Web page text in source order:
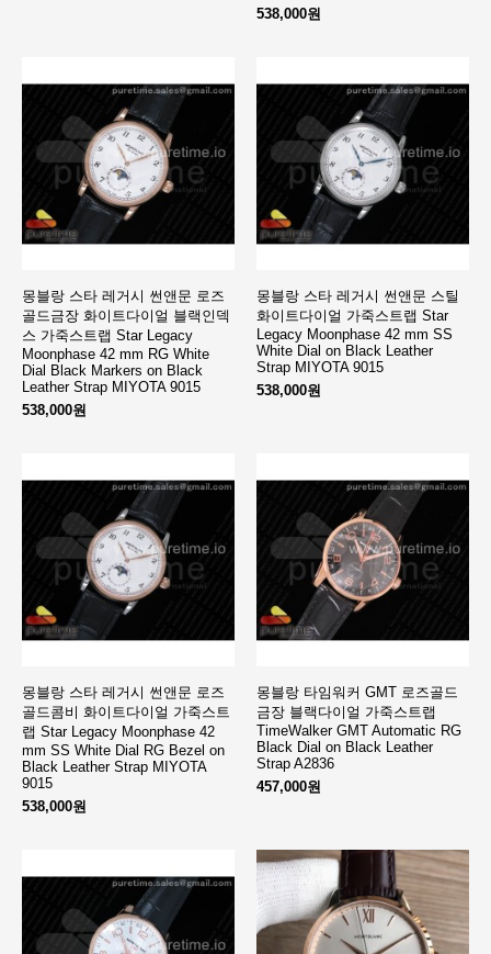
538,000원
몽블랑 스타 레거시 썬앤문 로즈
골드금장 화이트다이얼 블랙인덱
스 가죽스트랩 Star Legacy
Moonphase 42 mm RG White
Dial Black Markers on Black
Leather Strap MIYOTA 9015
538,000원
몽블랑 스타 레거시 썬앤문 스틸
화이트다이얼 가죽스트랩 Star
Legacy Moonphase 42 mm SS
White Dial on Black Leather
Strap MIYOTA 9015
538,000원
몽블랑 스타 레거시 썬앤문 로즈
골드콤비 화이트다이얼 가죽스트
랩 Star Legacy Moonphase 42
mm SS White Dial RG Bezel on
Black Leather Strap MIYOTA
9015
538,000원
몽블랑 타임워커 GMT 로즈골드
금장 블랙다이얼 가죽스트랩
TimeWalker GMT Automatic RG
Black Dial on Black Leather
Strap A2836
457,000원